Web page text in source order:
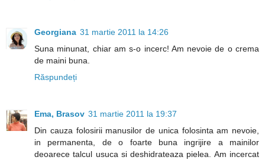
Georgiana 31 martie 2011 la 14:26
Suna minunat, chiar am s-o incerc! Am nevoie de o crema
de maini buna.
Răspundeți
Ema, Brasov 31 martie 2011 la 19:37
Din cauza folosirii manusilor de unica folosinta am nevoie,
in permanenta, de o foarte buna ingrijire a mainilor
deoarece talcul usuca si deshidrateaza pielea. Am incercat